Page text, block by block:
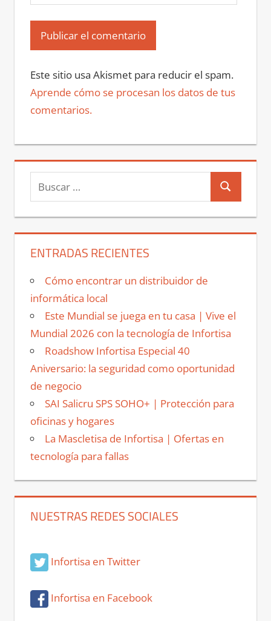
Este sitio usa Akismet para reducir el spam.
Aprende cómo se procesan los datos de tus
comentarios.
Buscar:
Buscar
ENTRADAS RECIENTES
Cómo encontrar un distribuidor de
informática local
Este Mundial se juega en tu casa | Vive el
Mundial 2026 con la tecnología de Infortisa
Roadshow Infortisa Especial 40
Aniversario: la seguridad como oportunidad
de negocio
SAI Salicru SPS SOHO+ | Protección para
oficinas y hogares
La Mascletisa de Infortisa | Ofertas en
tecnología para fallas
NUESTRAS REDES SOCIALES
Infortisa en Twitter
Infortisa en Facebook